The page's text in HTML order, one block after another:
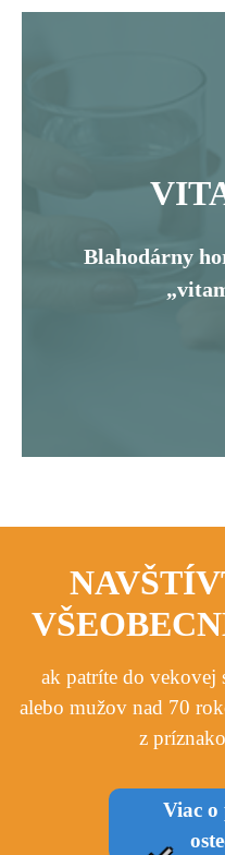
Blahodárny
ak patríte do
alebo mužov nad 70
z
Viac o